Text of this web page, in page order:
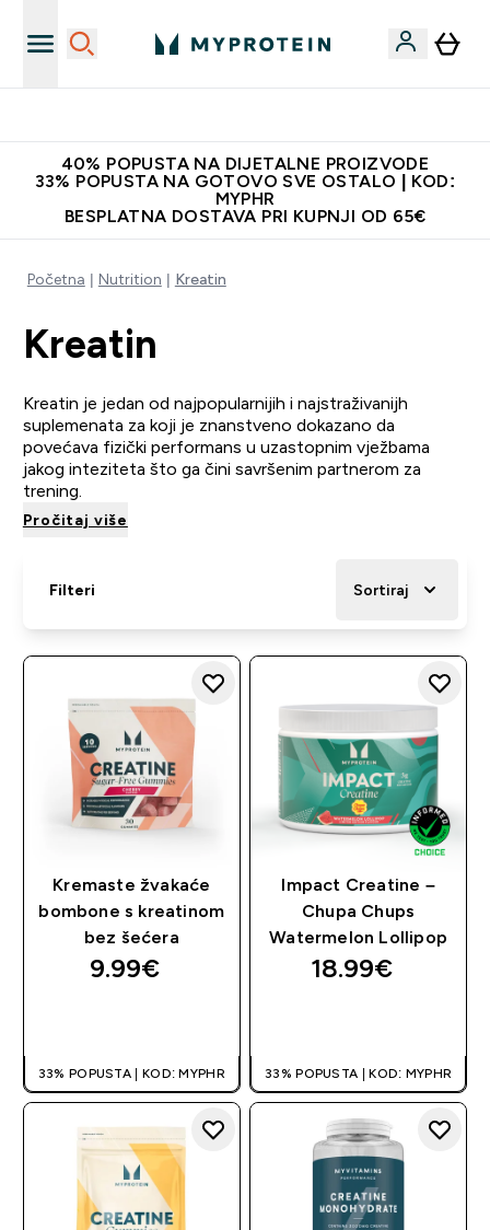
40% POPUSTA NA DIJETALNE PROIZVODE
33% POPUSTA NA GOTOVO SVE OSTALO | KOD:
MYPHR
BESPLATNA DOSTAVA PRI KUPNJI OD 65€
Početna Nutrition Kreatin
Kreatin
Kreatin je jedan od najpopularnijih i najstraživanijh
suplemenata za koji je znanstveno dokazano da
povećava fizički performans u uzastopnim vježbama
jakog inteziteta što ga čini savršenim partnerom za
trening.
Pročitaj više
Filteri Sortiraj
Kremaste žvakaće
bombone s kreatinom
bez šećera
9.99€‎
33% POPUSTA | KOD: MYPHR
Impact Creatine –
Chupa Chups
Watermelon Lollipop
18.99€‎
33% POPUSTA | KOD: MYPHR